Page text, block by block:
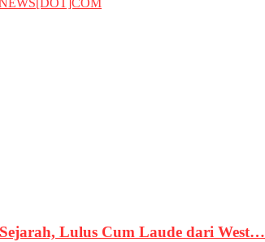
Lulus Cum Laude dari West…